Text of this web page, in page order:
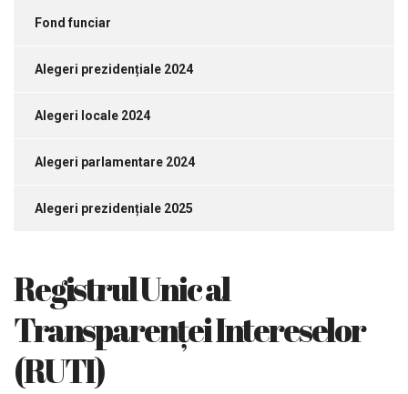
Fond funciar
Alegeri prezidențiale 2024
Alegeri locale 2024
Alegeri parlamentare 2024
Alegeri prezidențiale 2025
Registrul Unic al
Transparenței Intereselor
(RUTI)